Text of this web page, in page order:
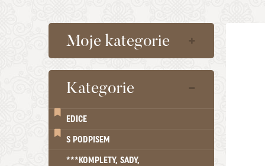
Moje kategorie
Kategorie
EDICE
S PODPISEM
***KOMPLETY, SADY,